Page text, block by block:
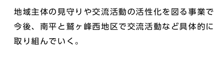
地域主体の見守りや交流活動の活性化を図る事業で
今後、南平と鷲ヶ峰西地区で交流活動など具体的に
取り組んでいく。